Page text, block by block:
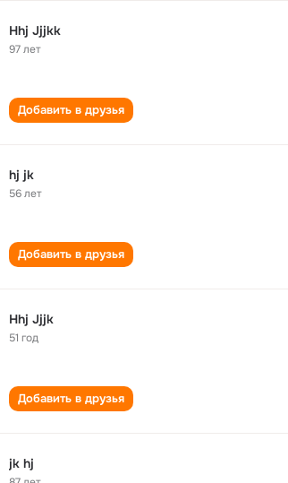
Hhj Jjjkk
97 лет
Добавить в друзья
hj jk
56 лет
Добавить в друзья
Hhj Jjjk
51 год
Добавить в друзья
jk hj